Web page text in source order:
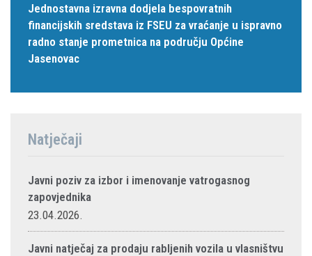
Jednostavna izravna dodjela bespovratnih
financijskih sredstava iz FSEU za vraćanje u ispravno
radno stanje prometnica na području Općine
Jasenovac
Natječaji
Javni poziv za izbor i imenovanje vatrogasnog
zapovjednika
23.04.2026.
Javni natječaj za prodaju rabljenih vozila u vlasništvu